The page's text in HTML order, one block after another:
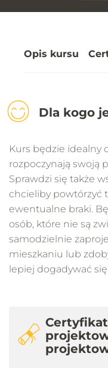
Opis kursu
Dla kogo
Kurs będzie idealny
rozpoczynają swoją
Sprawdzi się także
chcieliby powtórzyć
ewentualne braki.
osób, które nie są
samodzielnie
mieszkaniu lub
lepiej dogadywać